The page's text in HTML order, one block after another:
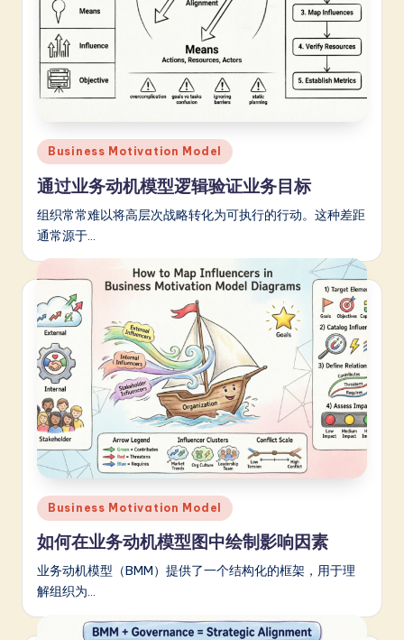
Posted
in
Business Motivation Model
通过业务动机模型逻辑验证业务目标
组织常常难以将高层次战略转化为可执行的行动。这种差距
通常源于…
Posted
in
Business Motivation Model
如何在业务动机模型图中绘制影响因素
业务动机模型（BMM）提供了一个结构化的框架，用于理
解组织为…